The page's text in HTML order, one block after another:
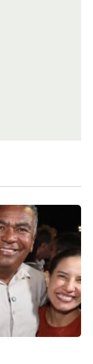
em
branco -
apenas
-,
com
financeira
que
buscou